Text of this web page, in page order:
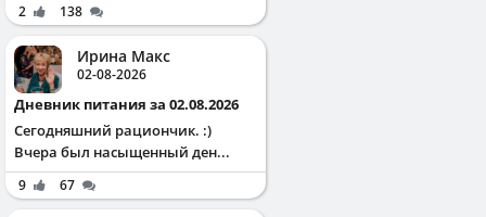
2 138
Ирина Макс
02-08-2026
Дневник питания за 02.08.2026
Сегодняшний рациончик. :)
Вчера был насыщенный ден...
9 67